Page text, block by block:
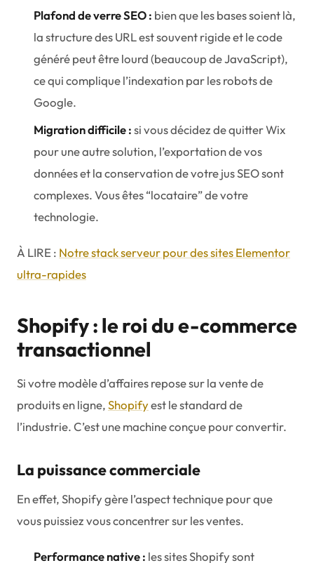
Plafond de verre SEO : bien que les bases soient là,
la structure des URL est souvent rigide et le code
généré peut être lourd (beaucoup de JavaScript),
ce qui complique l’indexation par les robots de
Google.
Migration difficile :si vous décidez de quitter Wix
pour une autre solution, l’exportation de vos
données et la conservation de votre jus SEO sont
complexes. Vous êtes “locataire” de votre
technologie.
À LIRE : Notre stack serveur pour des sites Elementor
ultra-rapides
Shopify : le roi du e-commerce
transactionnel
Si votre modèle d’affaires repose sur la vente de
produits en ligne,Shopifyest le standard de
l’industrie. C’est une machine conçue pour convertir.
La puissance commerciale
En effet, Shopify gère l’aspect technique pour que
vous puissiez vous concentrer sur les ventes.
Performance native : les sites Shopify sont